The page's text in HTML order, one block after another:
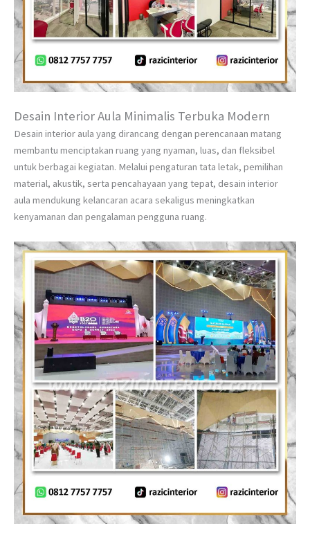
Desain Interior Aula Minimalis Terbuka Modern
Desain interior aula yang dirancang dengan perencanaan matang
membantu menciptakan ruang yang nyaman, luas, dan fleksibel
untuk berbagai kegiatan. Melalui pengaturan tata letak, pemilihan
material, akustik, serta pencahayaan yang tepat, desain interior
aula mendukung kelancaran acara sekaligus meningkatkan
kenyamanan dan pengalaman pengguna ruang.